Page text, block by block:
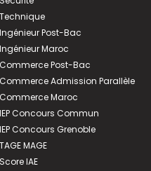
Technique
Ingénieur Post-Bac
Ingénieur Maroc
Commerce Post-Bac
Commerce Admission Parallèle
Commerce Maroc
IEP Concours Commun
IEP Concours Grenoble
TAGE MAGE
Score IAE